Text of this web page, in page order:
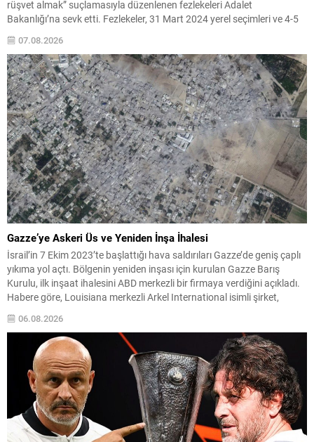
rüşvet almak” suçlamasıyla düzenlenen fezlekeleri Adalet
Bakanlığı’na sevk etti. Fezlekeler, 31 Mart 2024 yerel seçimleri ve 4-5
kapsıyor. Daha önce Antalya ve İstanbul...
07.08.2026
Gazze’ye Askeri Üs ve Yeniden İnşa İhalesi
İsrail’in 7 Ekim 2023’te başlattığı hava saldırıları Gazze’de geniş çaplı
yıkıma yol açtı. Bölgenin yeniden inşası için kurulan Gazze Barış
Kurulu, ilk inşaat ihalesini ABD merkezli bir firmaya verdiğini açıkladı.
Habere göre, Louisiana merkezli Arkel International isimli şirket,
proje, bölgede Fas...
06.08.2026